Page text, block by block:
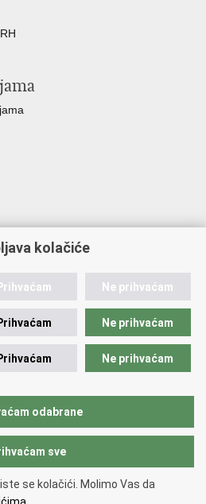
točka za Republiku Hrvatsku
policije.
kolačiće
Ne prihvaćam
Ne prihvaćam
Ne prihvaćam
odabrane
sve
se kolačići. Molimo Vas da